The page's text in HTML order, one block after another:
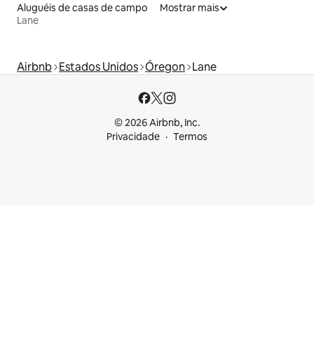
Aluguéis de casas de campo
Lane
Mostrar mais
Airbnb Estados Unidos Óregon Lane
© 2026 Airbnb, Inc.
Privacidade
Termos